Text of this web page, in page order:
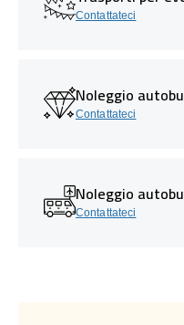
Contattateci
Noleggio
Contattateci
Noleggio
Contattateci